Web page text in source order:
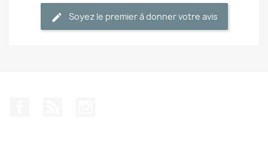
Soyez le premier à donner votre avis